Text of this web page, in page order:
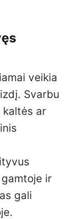
veikia
Svarbu
kaltės ar
ir
gali